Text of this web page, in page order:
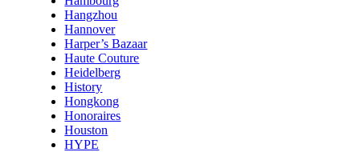
Hangzhou
Hannover
Harper’s Bazaar
Haute Couture
Heidelberg
History
Hongkong
Honoraires
Houston
HYPE